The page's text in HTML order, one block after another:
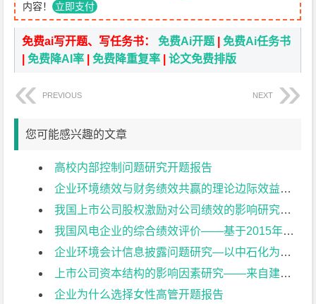
内容！ 立即支付
免费ai写开题、写任务书：免费Ai开题 |免费Ai任务书
|免费降AI率 |免费降重复率 |论文免费排版
PREVIOUS NEXT
您可能感兴趣的文章
高校内部控制问题研究开题报告
企业环境绩效与财务绩效共赢的理论边际效益研究开题报告
我国上市公司股权激励对公司绩效的影响研究开题报告
我国风电企业的综合绩效评价——基于2015年上市公司的数据开题报告
企业环境会计信息披露问题研究—以中石化为例开题报告
上市公司资本结构的影响因素研究——来自建筑业上市公司的经验证据开题报告
企业为什么选择女性高管开题报告